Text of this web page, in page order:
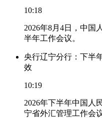
10:18
2026年8月4日，中国
半年工作会议。
央行辽宁分行：下半
效
10:19
2026年下半年中国人
宁省外汇管理工作会